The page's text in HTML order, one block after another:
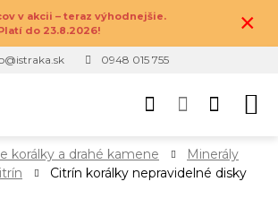
v akcii – teraz výhodnejšie.
do 23.8.2026!
×
0948 015 755
korálky a drahé kamene
Minerály
Citrín korálky nepravidelné disky